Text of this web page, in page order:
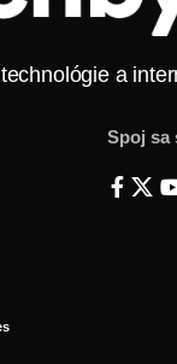
a
Spoj sa